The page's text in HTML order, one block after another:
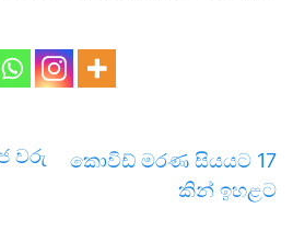
වරු
කොවිඩ් මරණ සියයට 17
කින් ඉහළට